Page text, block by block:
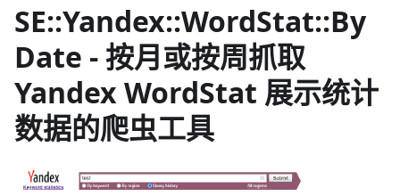
SE::Yandex::WordStat::By
Date - 按月或按周抓取
Yandex WordStat 展示统计
数据的爬虫工具